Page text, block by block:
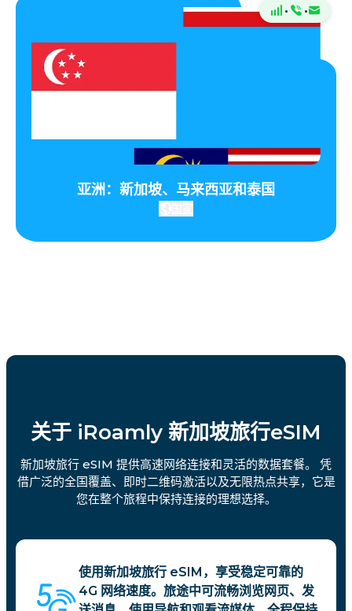
· ·
亚洲：新加坡、马来西亚和泰国
关于 iRoamly 新加坡旅行eSIM
新加坡旅行 eSIM 提供高速网络连接和灵活的数据套餐。 凭
借广泛的全国覆盖、即时二维码激活以及无限热点共享，它是
您在整个旅程中保持连接的理想选择。
使用新加坡旅行 eSIM，享受稳定可靠的
4G 网络速度。旅途中可流畅浏览网页、发